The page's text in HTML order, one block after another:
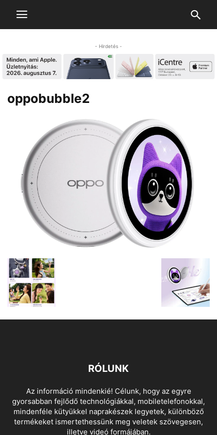
- Hirdetés -
oppobubble2
RÓLUNK
Az információ mindenkié! Célunk, hogy az egyre
gyorsabban fejlődő technológiákkal, mobiletelefonokkal,
mindenféle kütyükkel naprakészek legyetek, különböző
termékeket ismertethessünk meg veletek szövegesen,
illetve videó formájában.